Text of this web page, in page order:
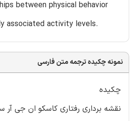
between physical behavior
associated activity levels.
نمونه چکیده ترجمه متن فارسی
چکیده
نقشه برداری رفتاری کاسکو ان جی آر